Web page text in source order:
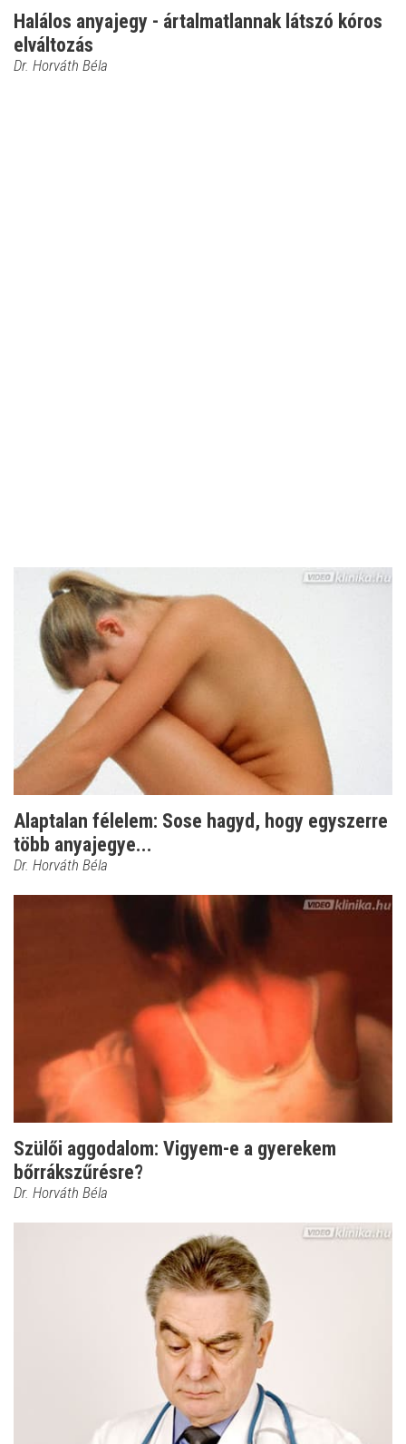
Halálos anyajegy - ártalmatlannak látszó kóros
elváltozás
Dr. Horváth Béla
Alaptalan félelem: Sose hagyd, hogy egyszerre
több anyajegye...
Dr. Horváth Béla
Szülői aggodalom: Vigyem-e a gyerekem
bőrrákszűrésre?
Dr. Horváth Béla